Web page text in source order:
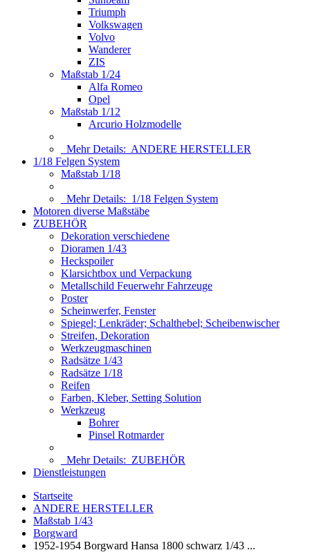
Triumph
Volkswagen
Volvo
Wanderer
ZIS
Maßstab 1/24
Alfa Romeo
Opel
Maßstab 1/12
Arcurio Holzmodelle
Mehr Details: ANDERE HERSTELLER
1/18 Felgen System
Maßstab 1/18
Mehr Details: 1/18 Felgen System
Motoren diverse Maßstäbe
ZUBEHÖR
Dekoration verschiedene
Dioramen 1/43
Heckspoiler
Klarsichtbox und Verpackung
Metallschild Feuerwehr Fahrzeuge
Poster
Scheinwerfer, Fenster
Spiegel; Lenkräder; Schalthebel; Scheibenwischer
Streifen, Dekoration
Werkzeugmaschinen
Radsätze 1/43
Radsätze 1/18
Reifen
Farben, Kleber, Setting Solution
Werkzeug
Bohrer
Pinsel Rotmarder
Mehr Details: ZUBEHÖR
Dienstleistungen
Startseite
ANDERE HERSTELLER
Maßstab 1/43
Borgward
1952-1954 Borgward Hansa 1800 schwarz 1/43 ...